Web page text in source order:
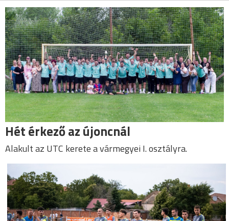
Hét érkező az újoncnál
Alakult az UTC kerete a vármegyei I. osztályra.